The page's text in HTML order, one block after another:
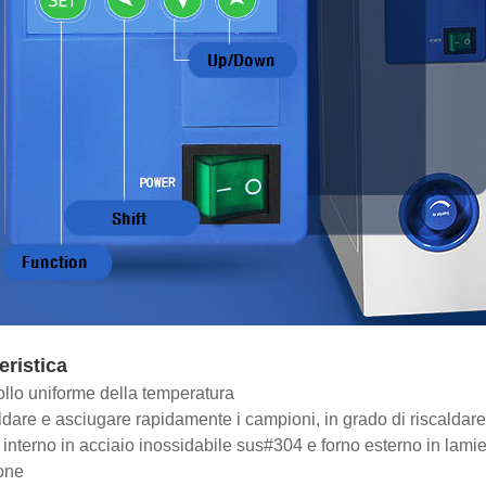
uniforme della temperatura
e asciugare rapidamente i campioni, in grado di
interno in acciaio inossidabile sus#304 e forno esterno in